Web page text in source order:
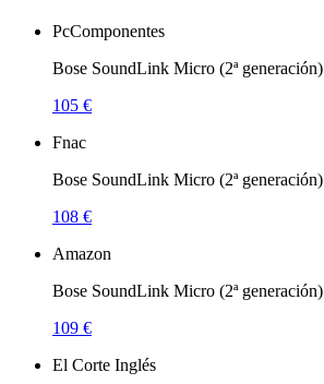
PcComponentes
Bose SoundLink Micro (2ª generación)
105 €
Fnac
Bose SoundLink Micro (2ª generación)
108 €
Amazon
Bose SoundLink Micro (2ª generación)
109 €
El Corte Inglés